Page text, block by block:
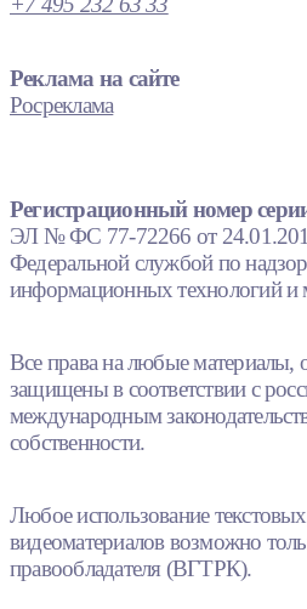
Реклама на сайте
Росреклама
Регистрационный номер
ЭЛ № ФС 77-72266 от
Федеральной службой по
информационных технологий и
Все права на любые материалы,
защищены в соответствии с
международным
собственности.
Любое использование
видеоматериалов возможно
правообладателя (ВГТРК).